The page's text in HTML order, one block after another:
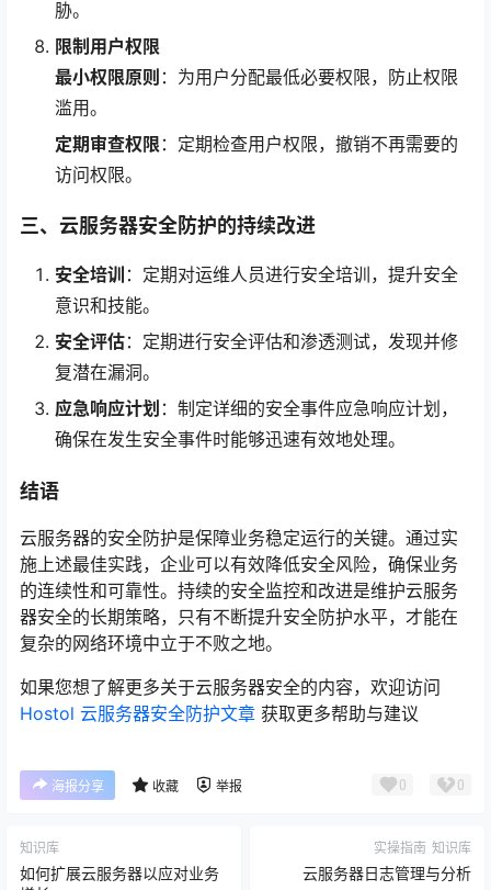
胁。
限制用户权限
最小权限原则 ：为用户分配最低必要权限，防止权限
滥用。
定期审查权限 ：定期检查用户权限，撤销不再需要的
访问权限。
三、云服务器安全防护的持续改进
安全培训 ：定期对运维人员进行安全培训，提升安全
意识和技能。
安全评估：定期进行安全评估和渗透测试，发现并修
复潜在漏洞。
应急响应计划 ：制定详细的安全事件应急响应计划，
确保在发生安全事件时能够迅速有效地处理。
结语
云服务器的安全防护是保障业务稳定运行的关键。通过实
施上述最佳实践，企业可以有效降低安全风险，确保业务
的连续性和可靠性。持续的安全监控和改进是维护云服务
器安全的长期策略，只有不断提升安全防护水平，才能在
复杂的网络环境中立于不败之地。
如果您想了解更多关于云服务器安全的内容，欢迎访问
Hostol 云服务器安全防护文章 获取更多帮助与建议
海报分享 收藏 举报 0 0
知识库
如何扩展云服务器以应对业务
实操指南 知识库
云服务器日志管理与分析